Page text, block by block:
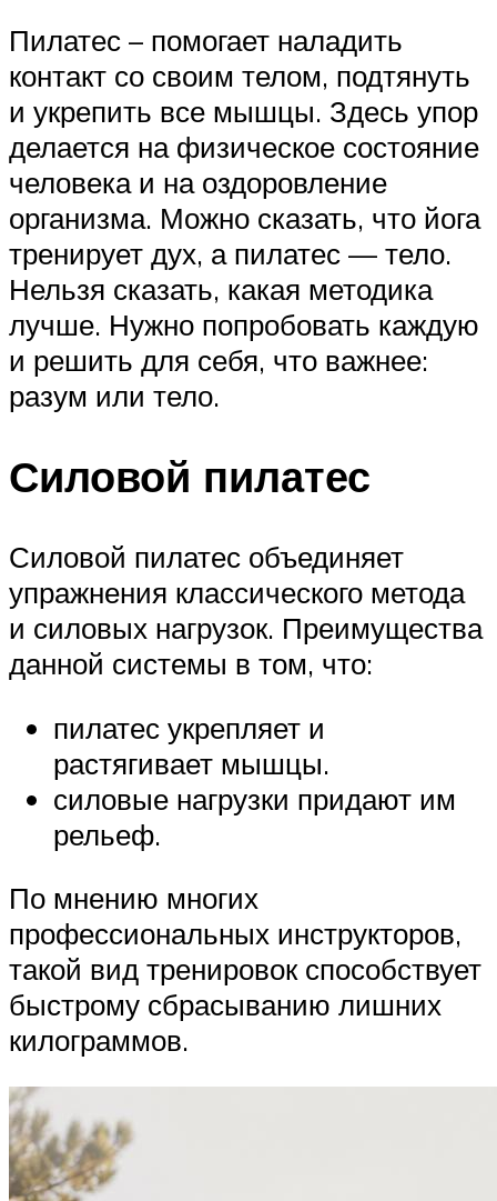
Пилатес – помогает наладить
контакт со своим телом, подтянуть
и укрепить все мышцы. Здесь упор
делается на физическое состояние
человека и на оздоровление
организма. Можно сказать, что йога
тренирует дух, а пилатес — тело.
Нельзя сказать, какая методика
лучше. Нужно попробовать каждую
и решить для себя, что важнее:
разум или тело.
Силовой пилатес
Силовой пилатес объединяет
упражнения классического метода
и силовых нагрузок. Преимущества
данной системы в том, что:
пилатес укрепляет и
растягивает мышцы.
силовые нагрузки придают им
рельеф.
По мнению многих
профессиональных инструкторов,
такой вид тренировок способствует
быстрому сбрасыванию лишних
килограммов.